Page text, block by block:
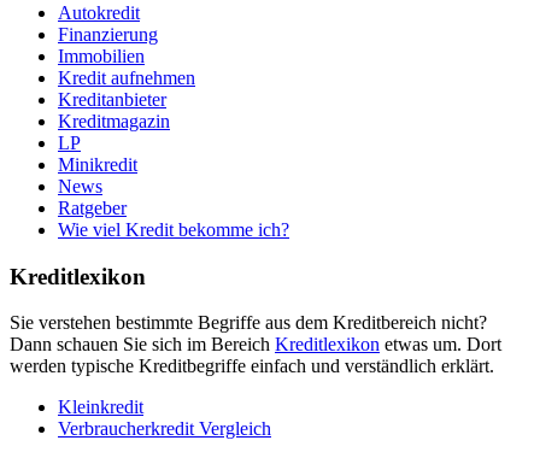
Autokredit
Finanzierung
Immobilien
Kredit aufnehmen
Kreditanbieter
Kreditmagazin
LP
Minikredit
News
Ratgeber
Wie viel Kredit bekomme ich?
Kreditlexikon
Sie verstehen bestimmte Begriffe aus dem Kreditbereich nicht?
Dann schauen Sie sich im Bereich Kreditlexikon etwas um. Dort
werden typische Kreditbegriffe einfach und verständlich erklärt.
Kleinkredit
Verbraucherkredit Vergleich